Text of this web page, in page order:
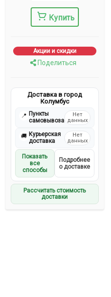
Купить
Акции и скидки
Поделиться
Доставка в город
Колумбус
📍 Пункты
самовывоза
Нет
данных
🚚 Курьерская
доставка
Нет
данных
Показать
все
способы
Подробнее
о доставке
Рассчитать стоимость
доставки